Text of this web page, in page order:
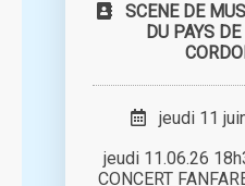
SCENE DE
DU PAYS
jeudi 11
jeudi 11.06.26
CONCERT